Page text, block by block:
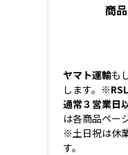
商
ヤマト運輸も
します。
通常３営業日
は各商品ペー
※土日祝は休
す。